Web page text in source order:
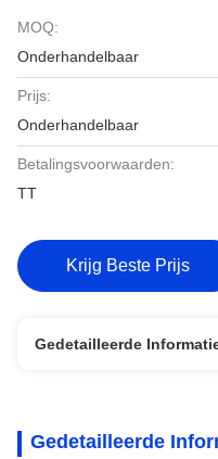
MOQ:
Onderhandelbaar
Prijs:
Onderhandelbaar
Betalingsvoorwaarden:
TT
Krijg Beste Prijs
Gedetailleerde
Gedetailleerde